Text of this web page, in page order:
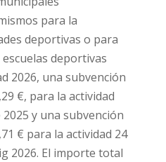
para la
deportivas o para
deportivas
2026, una subvención
€, para la actividad
2025 y una subvención
€ para la actividad 24
2026. El importe total